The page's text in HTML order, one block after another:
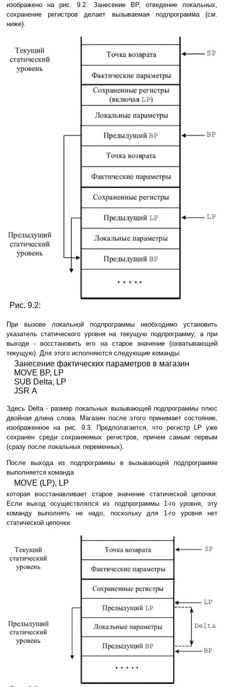
изображено на рис. 9.2. Занесение BP, отведение локальных,
сохранение регистров делает вызываемая подпрограмма (см.
ниже).
Рис. 9.2:
При вызове локальной подпрограммы необходимо установить
указатель статического уровня на текущую подпрограмму, а при
выходе - восстановить его на старое значение (охватывающей
текущую). Для этого исполняются следующие команды:
Занесение фактических параметров в магазин
MOVE BP, LP
SUB Delta, LP
JSR A
Здесь Delta - размер локальных вызывающей подпрограммы плюс
двойная длина слова. Магазин после этого принимает состояние,
изображенное на рис. 9.3. Предполагается, что регистр LP уже
сохранен среди сохраняемых регистров, причем самым первым
(сразу после локальных переменных).
После выхода из подпрограммы в вызывающей подпрограмме
выполняется команда
MOVE (LP), LP
которая восстанавливает старое значение статической цепочки.
Если выход осуществлялся из подпрограммы 1-го уровня, эту
команду выполнять не надо, поскольку для 1-го уровня нет
статической цепочки.